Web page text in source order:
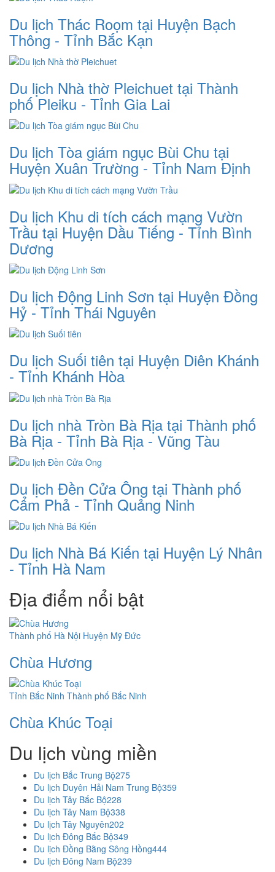
Du lịch Thác Roọm tại Huyện Bạch
Thông - Tỉnh Bắc Kạn
Du lịch Nhà thờ Pleichuet tại Thành
phố Pleiku - Tỉnh Gia Lai
Du lịch Tòa giám ngục Bùi Chu tại
Huyện Xuân Trường - Tỉnh Nam Định
Du lịch Khu di tích cách mạng Vườn
Trầu tại Huyện Dầu Tiếng - Tỉnh Bình
Dương
Du lịch Động Linh Sơn tại Huyện Đồng
Hỷ - Tỉnh Thái Nguyên
Du lịch Suối tiên tại Huyện Diên Khánh
- Tỉnh Khánh Hòa
Du lịch nhà Tròn Bà Rịa tại Thành phố
Bà Rịa - Tỉnh Bà Rịa - Vũng Tàu
Du lịch Đền Cửa Ông tại Thành phố
Cẩm Phả - Tỉnh Quảng Ninh
Du lịch Nhà Bá Kiến tại Huyện Lý Nhân
- Tỉnh Hà Nam
Địa điểm nổi bật
Thành phố Hà Nội Huyện Mỹ Đức
Chùa Hương
Tỉnh Bắc Ninh Thành phố Bắc Ninh
Chùa Khúc Toại
Du lịch vùng miền
Du lịch Bắc Trung Bộ275
Du lịch Duyên Hải Nam Trung Bộ359
Du lịch Tây Bắc Bộ228
Du lịch Tây Nam Bộ338
Du lịch Tây Nguyên202
Du lịch Đông Bắc Bộ349
Du lịch Đồng Bằng Sông Hồng444
Du lịch Đông Nam Bộ239